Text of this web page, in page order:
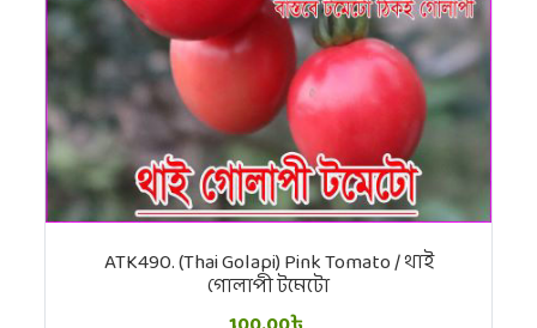
ATK490. (Thai Golapi) Pink Tomato / থাই
গোলাপী টমেটো